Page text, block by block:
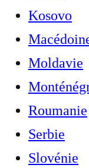
Kosovo
Moldavie
Roumanie
Serbie
Slovénie